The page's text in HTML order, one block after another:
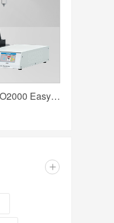
15kHz 2600/3200W SO2000 Easy 声峰超声波焊接机 数字 圆立柱 红
+